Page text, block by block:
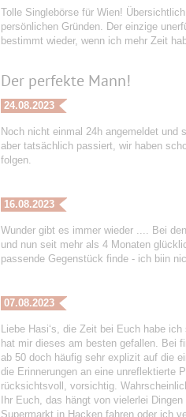
Tolle Singlebörse für Wien!
persönlichen Gründen. Der einzige
bestimmt wieder, wenn ich mehr Zeit
Der perfekte Mann!
24.08.2023
Noch nicht einmal 24h angemeldet und
aber tatsächlich passiert, wir haben
folgen.
16.08.2023
Wunder gibt es immer wieder .... Bei
und nun seit mehr als 4 Monaten
passende Gegenstück finde - ich biin
07.08.2023
Liebe Hasi‘s, die Zeit bei Euch habe
hat mir dieses am besten gefallen. Bei
ab 50 doch häufig sehr explizit auf die
die Erinnerungen an eine unreflektierte
rücksichtsvoll, vorsichtig.
Ihr Euch, das hängt von vielerlei
Supermarkt in Hacken fahren oder ich